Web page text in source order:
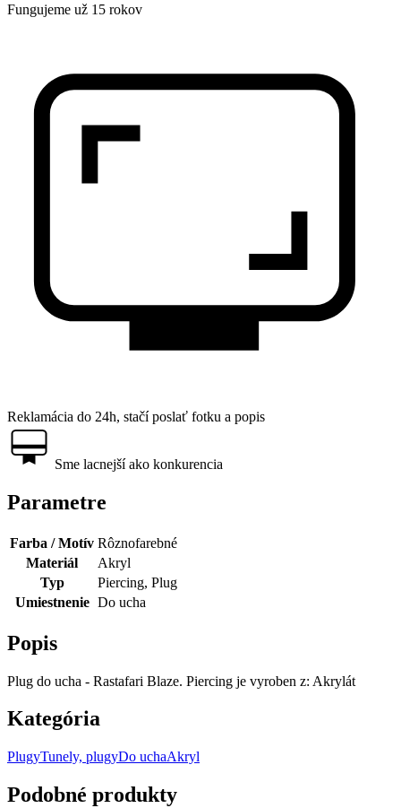
Fungujeme už 15 rokov
Reklamácia do 24h, stačí poslať fotku a popis
Sme lacnejší ako konkurencia
Parametre
Farba / Motív Rôznofarebné
Materiál
Akryl
Typ
Piercing, Plug
Umiestnenie Do ucha
Popis
Plug do ucha - Rastafari Blaze. Piercing je vyroben z: Akrylát
Kategória
PlugyTunely, plugyDo uchaAkryl
Podobné produkty